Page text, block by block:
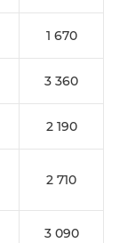
1 670
3 360
2 190
2 710
3 090